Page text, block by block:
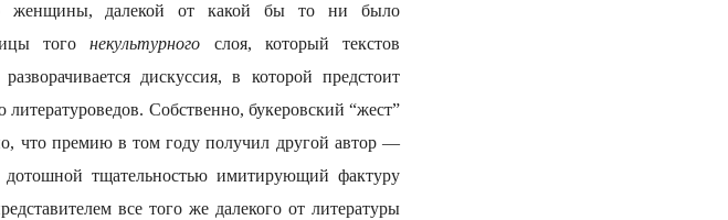
женщины, далекой от какой бы то ни было
тогонекультурного слоя, который текстов
дискуссия, в которой предстоит
Собственно, букеровский “жест”
что премию в том году получил другой автор —
тщательностью имитирующий фактуру
все того же далекого от литературы